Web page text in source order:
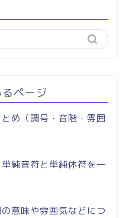
るページ
め（調号・音階・雰囲
純音符と単純休符を一
意味や雰囲気などにつ